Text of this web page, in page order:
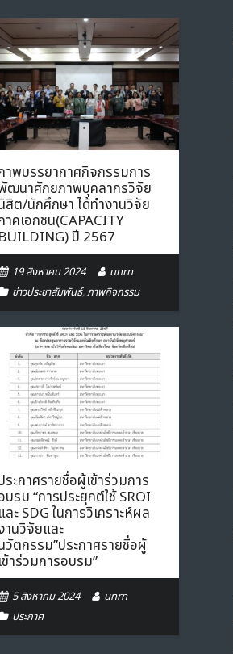
าพบรรยากาศกิจกรรมการ
ฒนาศักยภาพบุคลากรวิจัย
สิต/นักศึกษา ได้ทำงานวิจัย
าคเอกชน(CAPACITY
BUILDING) ปี 2567
19 สิงหาคม 2024
unrn
ข่าวประชาสัมพันธ์,ภาพกิจกรรม
ระกาศรายชื่อผู้เข้าร่วมการ
บรม “การประยุกต์ใช้ SROI
และ SDG ในการวิเคราะห์ผล
านวิจัยและ
วัตกรรม”ประกาศรายชื่อผู้
เข้าร่วมการอบรม”
5 สิงหาคม 2024
unrn
ประกาศ